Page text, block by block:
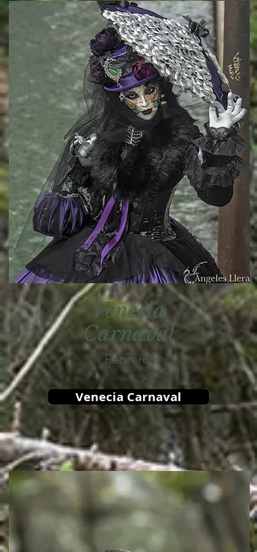
Venecia
Carnaval
Febrero
Venecia Carnaval